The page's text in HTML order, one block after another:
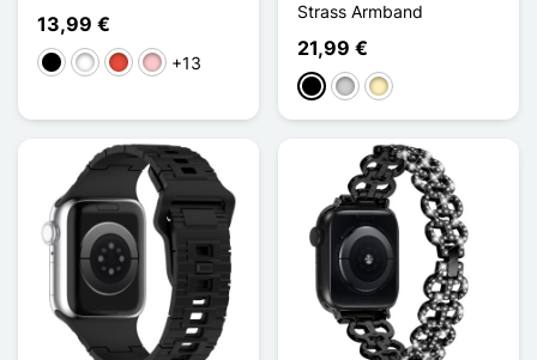
13,99 €
Schwarz
WeißRot Pink+13
Strass Armband
21,99 €
Schwarz
SilberGolden